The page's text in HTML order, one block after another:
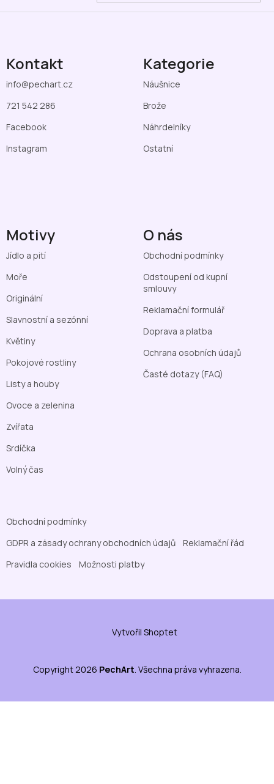
Kontakt
info@pechart.cz
721 542 286
Facebook
Instagram
Kategorie
Náušnice
Brože
Náhrdelníky
Ostatní
Motivy
Jídlo a pití
Moře
Originální
Slavnostní a sezónní
Květiny
Pokojové rostliny
Listy a houby
Ovoce a zelenina
Zvířata
Srdíčka
Volný čas
O nás
Obchodní podmínky
Odstoupení od kupní
smlouvy
Reklamační formulář
Doprava a platba
Ochrana osobních údajů
Časté dotazy (FAQ)
Obchodní podmínky
GDPR a zásady ochrany obchodních údajů
Reklamační řád
Pravidla cookies
Možnosti platby
Vytvořil Shoptet
Copyright 2026 PechArt . Všechna práva vyhrazena.